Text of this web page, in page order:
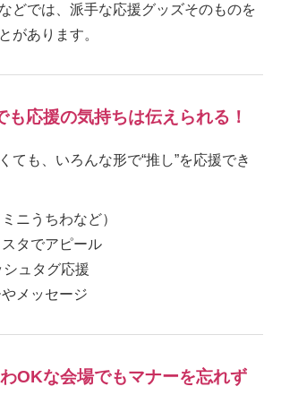
どでは、派手な応援グッズそのものを
があります。
も応援の気持ちは伝えられる！
ても、いろんな形で“推し”を応援でき
ニうちわなど）
タでアピール
ュタグ応援
メッセージ
OKな会場でもマナーを忘れず